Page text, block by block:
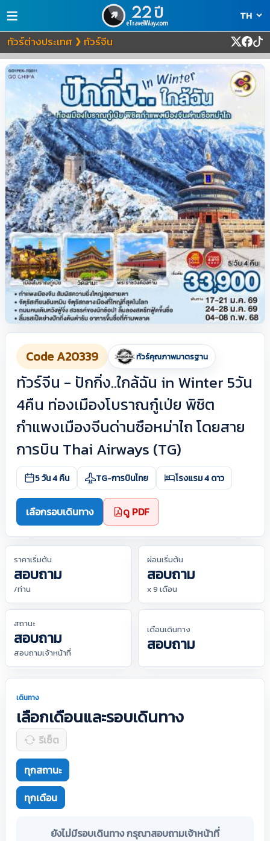
≡
ทัวร์ต่างประเทศ ❯ ทัวร์จีน
Code A20339 ทัวร์คุณภาพมาตรฐาน
ทัวร์จีน - ปักกิ่ง..ใกล้ฉัน in Winter 5วัน
4คืน ท่องเมืองโบราณกู๋เป่ย พิชิต
กำแพงเมืองจีนด่านซือหม่าไถ โดยสาย
การบิน Thai Airways (TG)
5 วัน 4 คืน TG-การบินไทย โรงแรม 4 ดาว
เลือกรอบเดินทาง ดู PDF
ราคาเริ่มต้น
สอบถาม
/ท่าน
ผ่อนเริ่มต้น
สอบถาม
x 9 เดือน
สถานะ
สอบถาม
สอบถามเจ้าหน้าที่
เดือนเดินทาง
สอบถาม
เดินทาง
เลือกเดือนและรอบเดินทาง
รีเซ็ต
ทุกสถานะ
ทุกเดือน
ยังไม่มีรอบเดินทาง กรุณาสอบถามเจ้าหน้าที่